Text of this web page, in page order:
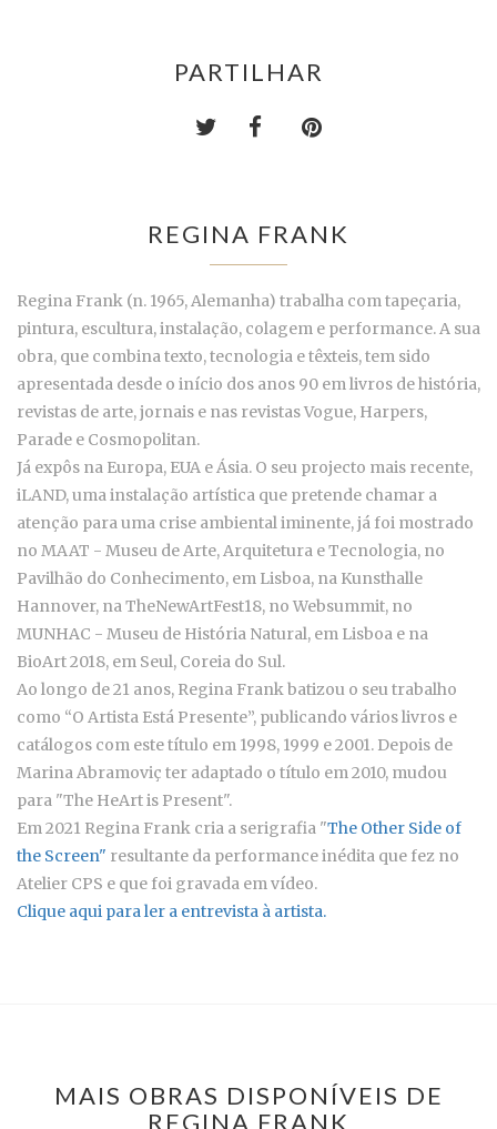
PARTILHAR
REGINA FRANK
Regina Frank (n. 1965, Alemanha) trabalha com tapeçaria,
pintura, escultura, instalação, colagem e performance. A sua
obra, que combina texto, tecnologia e têxteis, tem sido
apresentada desde o início dos anos 90 em livros de história,
revistas de arte, jornais e nas revistas Vogue, Harpers,
Parade e Cosmopolitan.
Já expôs na Europa, EUA e Ásia. O seu projecto mais recente,
iLAND, uma instalação artística que pretende chamar a
atenção para uma crise ambiental iminente, já foi mostrado
no MAAT - Museu de Arte, Arquitetura e Tecnologia, no
Pavilhão do Conhecimento, em Lisboa, na Kunsthalle
Hannover, na TheNewArtFest18, no Websummit, no
MUNHAC - Museu de História Natural, em Lisboa e na
BioArt 2018, em Seul, Coreia do Sul.
Ao longo de 21 anos, Regina Frank batizou o seu trabalho
como “O Artista Está Presente”, publicando vários livros e
catálogos com este título em 1998, 1999 e 2001. Depois de
Marina Abramoviç ter adaptado o título em 2010, mudou
para "The HeArt is Present".
Em 2021 Regina Frank cria a serigrafia "The Other Side of
the Screen" resultante da performance inédita que fez no
Atelier CPS e que foi gravada em vídeo.
Clique aqui para ler a entrevista à artista.
MAIS OBRAS DISPONÍVEIS DE
REGINA FRANK